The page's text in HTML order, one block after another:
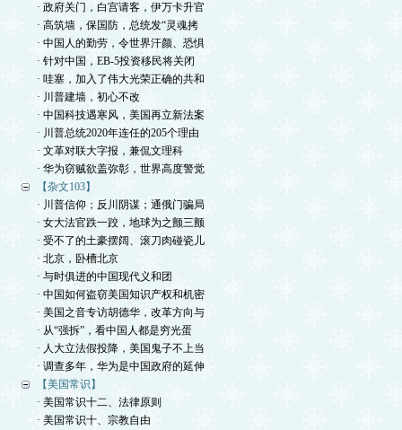
· 政府关门，白宫请客，伊万卡升官
· 高筑墙，保国防，总统发“灵魂拷
· 中国人的勤劳，令世界汗颜、恐惧
· 针对中国，EB-5投资移民将关闭
· 哇塞，加入了伟大光荣正确的共和
· 川普建墙，初心不改
· 中国科技遇寒风，美国再立新法案
· 川普总统2020年连任的205个理由
· 文革对联大字报，兼侃文理科
· 华为窃贼欲盖弥彰，世界高度警觉
【杂文103】
· 川普信仰；反川阴谋；通俄门骗局
· 女大法官跌一跤，地球为之颤三颤
· 受不了的土豪摆阔、滚刀肉碰瓷儿
· 北京，卧槽北京
· 与时俱进的中国现代义和团
· 中国如何盗窃美国知识产权和机密
· 美国之音专访胡德华，改革方向与
· 从“强拆”，看中国人都是穷光蛋
· 人大立法假投降，美国鬼子不上当
· 调查多年，华为是中国政府的延伸
【美国常识】
· 美国常识十二、法律原则
· 美国常识十、宗教自由